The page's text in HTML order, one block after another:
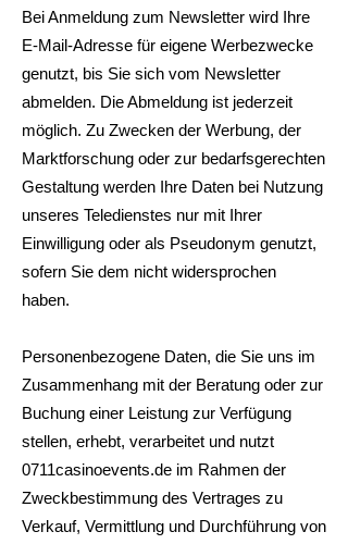
Bei Anmeldung zum Newsletter wird Ihre
E-Mail-Adresse für eigene Werbezwecke
genutzt, bis Sie sich vom Newsletter
abmelden. Die Abmeldung ist jederzeit
möglich. Zu Zwecken der Werbung, der
Marktforschung oder zur bedarfsgerechten
Gestaltung werden Ihre Daten bei Nutzung
unseres Teledienstes nur mit Ihrer
Einwilligung oder als Pseudonym genutzt,
sofern Sie dem nicht widersprochen
haben.
Personenbezogene Daten, die Sie uns im
Zusammenhang mit der Beratung oder zur
Buchung einer Leistung zur Verfügung
stellen, erhebt, verarbeitet und nutzt
0711casinoevents.de im Rahmen der
Zweckbestimmung des Vertrages zu
Verkauf, Vermittlung und Durchführung von